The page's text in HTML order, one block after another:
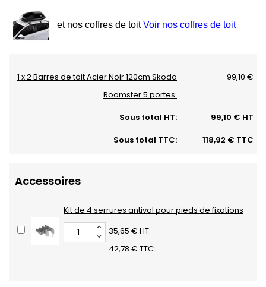
et nos coffres de toitVoir nos coffres de toit
1 x 2 Barres de toit Acier Noir 120cm Skoda
Roomster 5 portes:
99,10 €
Sous total HT:
99,10 € HT
Sous total TTC:
118,92 € TTC
Accessoires
Kit de 4 serrures antivol pour pieds de fixations
35,65 € HT
42,78 € TTC